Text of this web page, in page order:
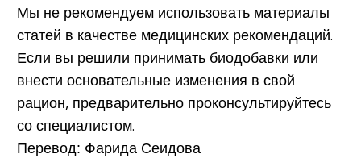
Мы не рекомендуем использовать материалы
статей в качестве медицинских рекомендаций.
Если вы решили принимать биодобавки или
внести основательные изменения в свой
рацион, предварительно проконсультируйтесь
со специалистом.
Перевод: Фарида Сеидова